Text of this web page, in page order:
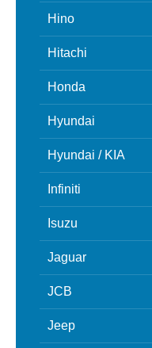
Hino
Hitachi
Honda
Hyundai
Hyundai / KIA
Infiniti
Isuzu
Jaguar
JCB
Jeep